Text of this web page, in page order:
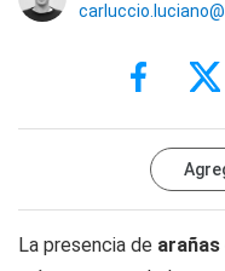
La presencia de arañas